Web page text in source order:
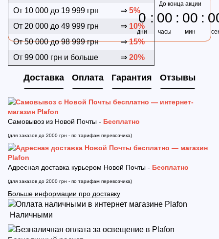
От 10 000 до 19 999 грн
⇒ 5%
От 20 000 до 49 999 грн
⇒ 10%
От 50 000 до 98 999 грн
⇒15%
От 99 000 грн и больше
⇒ 20%
До конца акции
0
дни
00
часы
00
мин
Доставка Оплата Гарантия Отзывы
Самовывоз из Новой Почты - Бесплатно
(для заказов до 2000 грн - по тарифам перевозчика)
Адресная доставка курьером Новой Почты - Бесплатно
(для заказов до 2000 грн - по тарифам перевозчика)
Больше информации про доставку
Наличными